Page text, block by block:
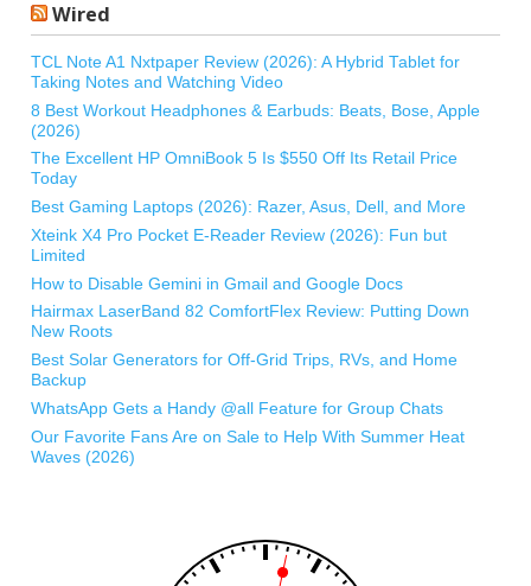
Wired
TCL Note A1 Nxtpaper Review (2026): A Hybrid Tablet for
Taking Notes and Watching Video
8 Best Workout Headphones & Earbuds: Beats, Bose, Apple
(2026)
The Excellent HP OmniBook 5 Is $550 Off Its Retail Price
Today
Best Gaming Laptops (2026): Razer, Asus, Dell, and More
Xteink X4 Pro Pocket E-Reader Review (2026): Fun but
Limited
How to Disable Gemini in Gmail and Google Docs
Hairmax LaserBand 82 ComfortFlex Review: Putting Down
New Roots
Best Solar Generators for Off-Grid Trips, RVs, and Home
Backup
WhatsApp Gets a Handy @all Feature for Group Chats
Our Favorite Fans Are on Sale to Help With Summer Heat
Waves (2026)